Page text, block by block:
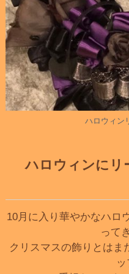
ハロウィン
ハロウィンにリ
10月に入り華やかなハロ
って
クリスマスの飾りとはま